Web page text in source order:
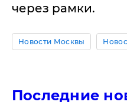
через рамки.
Новости Москвы
Последние